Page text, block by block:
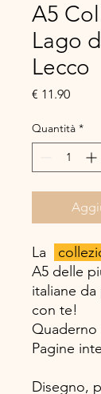
A5
Lago
Lecco
€ 11.90Prezzo
Quantità *
La
A5 delle
italiane
con te!
Quaderno
Pagine
Disegno,